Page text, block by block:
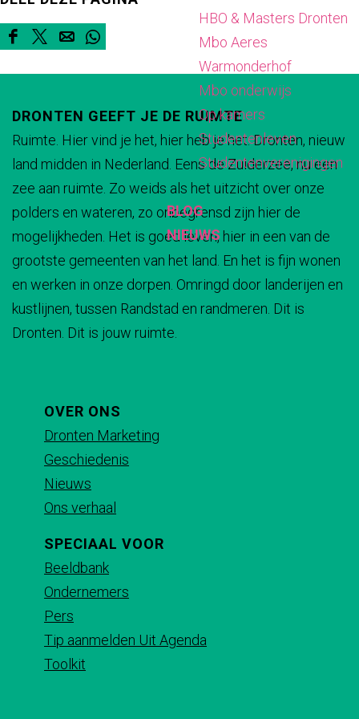
HBO & Masters Dronten
Mbo Aeres
Warmonderhof
Mbo onderwijs
Op kamers
Studentenleven
Studentenverenigingen
BLOG
NIEUWS
d
ab m
d
J
o
e
Z
w
e
m
b
a
d
e
J
g
e
Z
w
e
m
b
a
d
D
e
l
d
e
z
e
p
a
g
i
n
D
e
l
d
e
z
e
p
a
g
i
n
p
X
D
e
l
d
e
z
e
p
a
g
i
n
p
e
-
m
a
l
D
e
l
d
e
z
e
p
a
g
i
n
p
W
h
t
A
p
p
DRONTEN GEEFT JE DE RUIMTE
Ruimte. Hier vind je het, hier heb je het. Dronten, nieuw
land midden in Nederland. Eens de Zuiderzee, nu een
zee aan ruimte. Zo weids als het uitzicht over onze
polders en wateren, zo onbegrensd zijn hier de
mogelijkheden. Het is goed leven, hier in een van de
grootste gemeenten van het land. En het is fijn wonen
en werken in onze dorpen. Omringd door landerijen en
kustlijnen, tussen Randstad en randmeren. Dit is
Dronten. Dit is jouw ruimte.
OVER ONS
Dronten Marketing
Geschiedenis
Nieuws
Ons verhaal
SPECIAAL VOOR
Beeldbank
Ondernemers
Pers
Tip aanmelden Uit Agenda
Toolkit